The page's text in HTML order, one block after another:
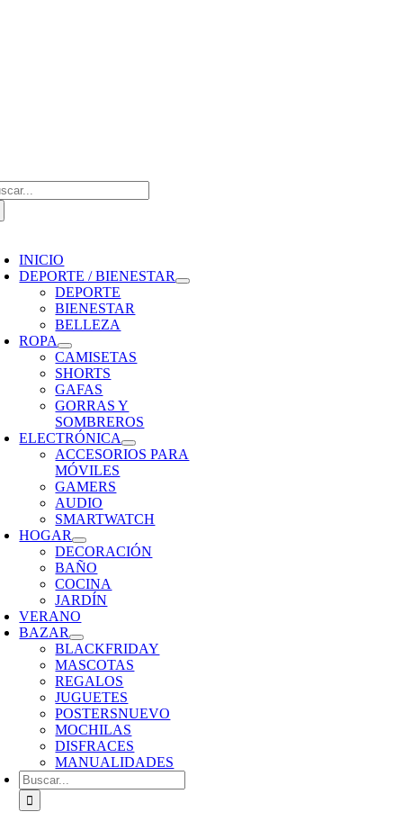
INICIO
DEPORTE / BIENESTAR
DEPORTE
BIENESTAR
BELLEZA
ROPA
CAMISETAS
SHORTS
GAFAS
GORRAS Y
SOMBREROS
ELECTRÓNICA
ACCESORIOS PARA
MÓVILES
GAMERS
AUDIO
SMARTWATCH
HOGAR
DECORACIÓN
BAÑO
COCINA
JARDÍN
VERANO
BAZAR
BLACKFRIDAY
MASCOTAS
REGALOS
JUGUETES
POSTERSNUEVO
MOCHILAS
DISFRACES
MANUALIDADES
Buscar: